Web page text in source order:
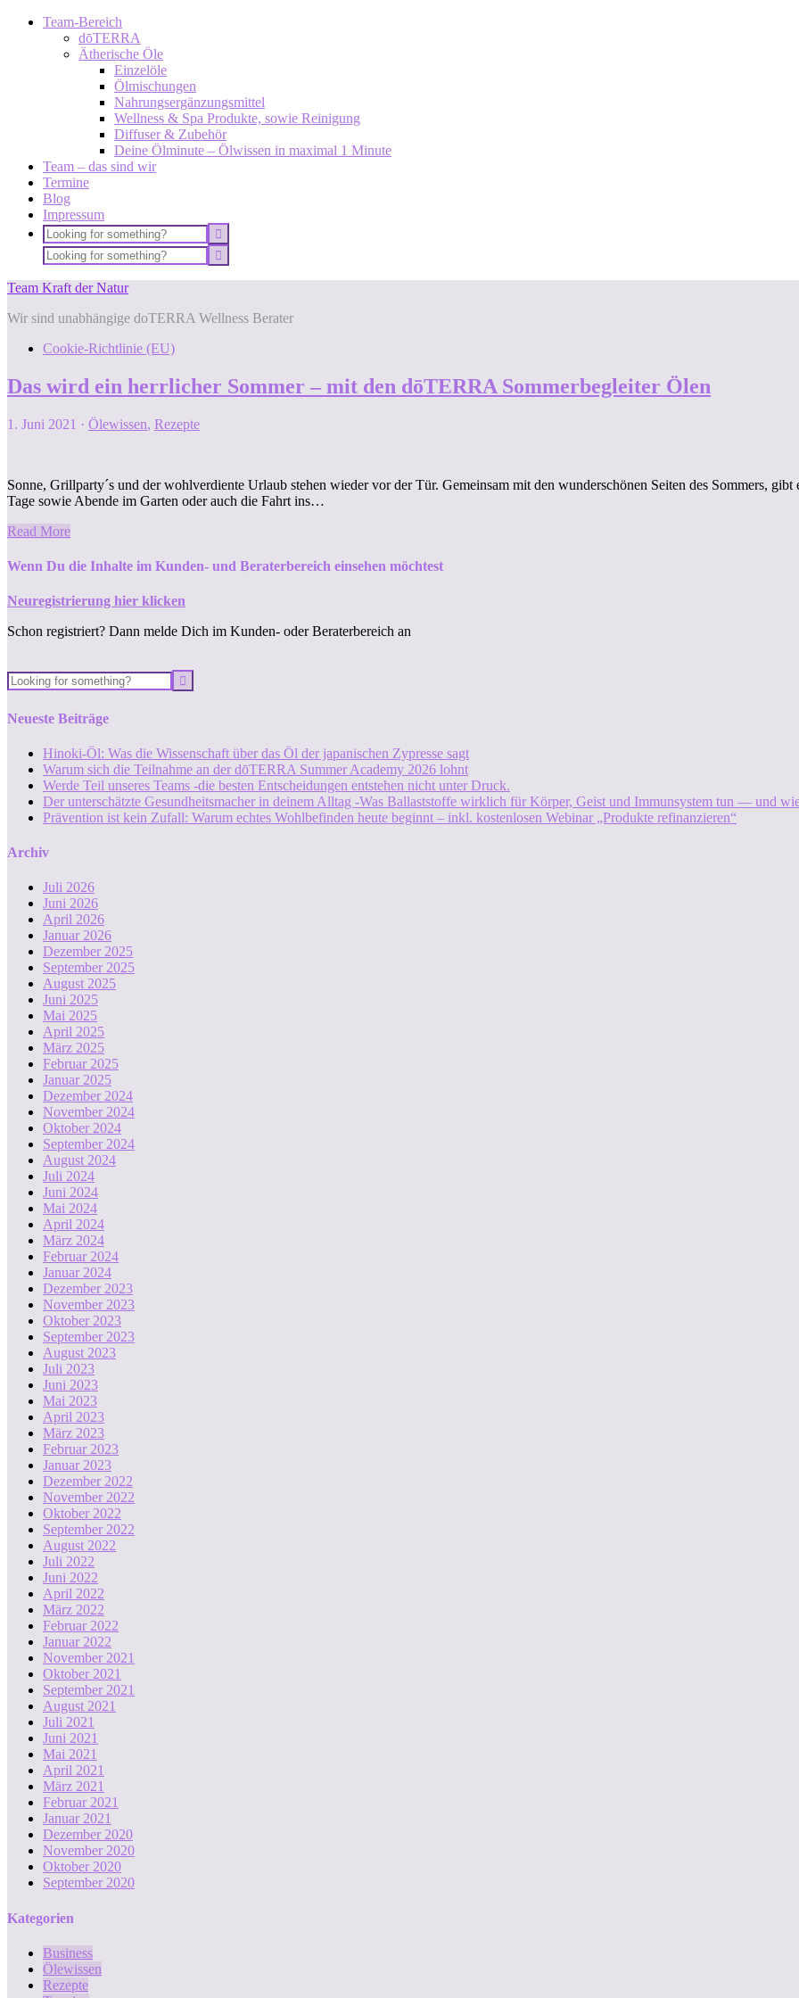
Team-Bereich
dōTERRA
Ätherische Öle
Einzelöle
Ölmischungen
Nahrungsergänzungsmittel
Wellness & Spa Produkte, sowie Reinigung
Diffuser & Zubehör
Deine Ölminute – Ölwissen in maximal 1 Minute
Team – das sind wir
Termine
Blog
Impressum
Team Kraft der Natur
Wir sind unabhängige doTERRA Wellness Berater
Cookie-Richtlinie (EU)
Das wird ein herrlicher Sommer – mit den dōTERRA Sommerbegleiter Ölen
1. Juni 2021 · Ölewissen, Rezepte
Sonne, Grillparty´s und der wohlverdiente Urlaub stehen wieder vor der Tür. Gemeinsam mit den wunderschönen Seiten des Sommers,
Tage sowie Abende im Garten oder auch die Fahrt ins…
Read More
Wenn Du die Inhalte im Kunden- und Beraterbereich einsehen möchtest
Neuregistrierung hier klicken
Schon registriert? Dann melde Dich im Kunden- oder Beraterbereich an
Neueste Beiträge
Hinoki-Öl: Was die Wissenschaft über das Öl der japanischen Zypresse sagt
Warum sich die Teilnahme an der dōTERRA Summer Academy 2026 lohnt
Werde Teil unseres Teams -die besten Entscheidungen entstehen nicht unter Druck.
Der unterschätzte Gesundheitsmacher in deinem Alltag -Was Ballaststoffe wirklich für Körper, Geist und Immunsystem tun — und
Prävention ist kein Zufall: Warum echtes Wohlbefinden heute beginnt – inkl. kostenlosen Webinar „Produkte refinanzieren“
Archiv
Juli 2026
Juni 2026
April 2026
Januar 2026
Dezember 2025
September 2025
August 2025
Juni 2025
Mai 2025
April 2025
März 2025
Februar 2025
Januar 2025
Dezember 2024
November 2024
Oktober 2024
September 2024
August 2024
Juli 2024
Juni 2024
Mai 2024
April 2024
März 2024
Februar 2024
Januar 2024
Dezember 2023
November 2023
Oktober 2023
September 2023
August 2023
Juli 2023
Juni 2023
Mai 2023
April 2023
März 2023
Februar 2023
Januar 2023
Dezember 2022
November 2022
Oktober 2022
September 2022
August 2022
Juli 2022
Juni 2022
April 2022
März 2022
Februar 2022
Januar 2022
November 2021
Oktober 2021
September 2021
August 2021
Juli 2021
Juni 2021
Mai 2021
April 2021
März 2021
Februar 2021
Januar 2021
Dezember 2020
November 2020
Oktober 2020
September 2020
Kategorien
Business
Ölewissen
Rezepte